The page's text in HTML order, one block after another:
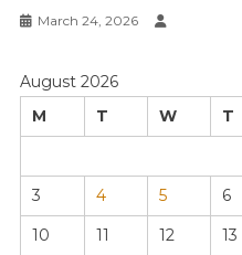
March 24, 2026
August 2026
M
T W T
3
4 5 6
10
11 12 13